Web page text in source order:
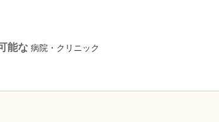
能な 病院・クリニック